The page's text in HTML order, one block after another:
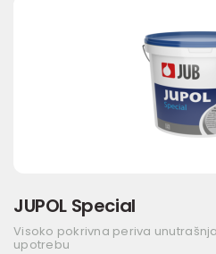
JUPOL Special
Visoko pokrivna periva
upotrebu